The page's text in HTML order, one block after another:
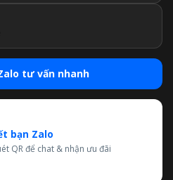
tư vấn nhanh
bạn Zalo
QR để chat & nhận ưu đãi